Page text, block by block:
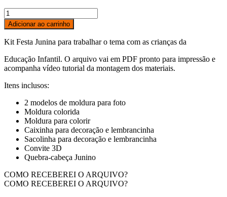
Kit
Festa
Junina
quantidade
Adicionar ao carrinho
Kit Festa Junina para trabalhar o tema com as crianças da
Educação Infantil. O arquivo vai em PDF pronto para impressão e
acompanha vídeo tutorial da montagem dos materiais.
Itens inclusos:
2 modelos de moldura para foto
Moldura colorida
Moldura para colorir
Caixinha para decoração e lembrancinha
Sacolinha para decoração e lembrancinha
Convite 3D
Quebra-cabeça Junino
COMO RECEBEREI O ARQUIVO?
COMO RECEBEREI O ARQUIVO?